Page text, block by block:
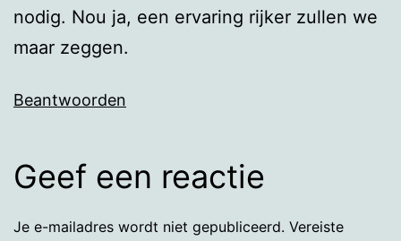
nodig. Nou ja, een ervaring rijker zullen we
maar zeggen.
Beantwoorden
Geef een reactie
Je e-mailadres wordt niet gepubliceerd. Vereiste